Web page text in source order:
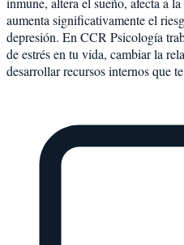
aumenta significativamente el
depresión. En CCR Psicología
de estrés en tu vida, cambiar la
desarrollar recursos internos que